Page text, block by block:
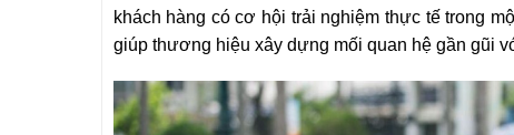
khách hàng có cơ hội trải nghiệm thực tế trong
giúp thương hiệu xây dựng mối quan hệ gần gũi